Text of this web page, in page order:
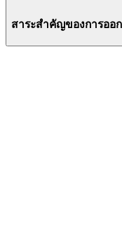
สาระสำคัญของการออ